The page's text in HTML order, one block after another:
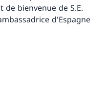
de bienvenue de S.E.
d'Espagne